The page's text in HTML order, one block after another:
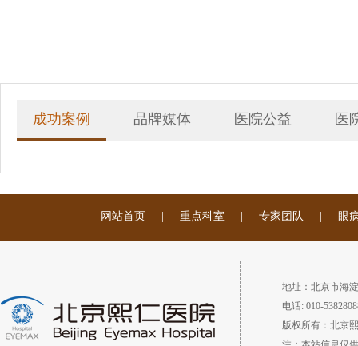
成功案例 品牌媒体 医院公益 医
网站首页 | 重点科室 | 专家团队 | 眼
地址：北京市海
电话: 010-
版权所有：北京